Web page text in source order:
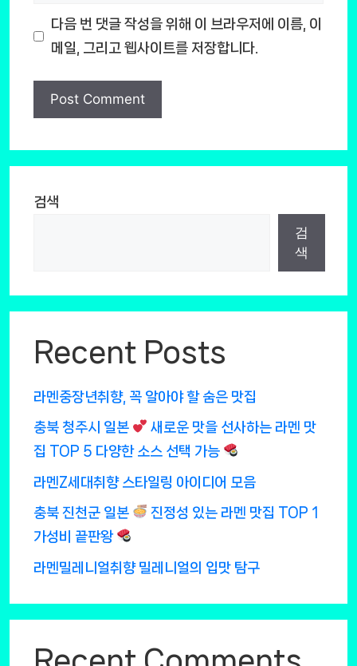
다음 번 댓글 작성을 위해 이 브라우저에 이름, 이
메일, 그리고 웹사이트를 저장합니다.
검색
검
색
Recent Posts
라멘중장년취향, 꼭 알아야 할 숨은 맛집
충북 청주시 일본
새로운 맛을 선사하는 라멘 맛
집 TOP 5 다양한 소스 선택 가능
라멘Z세대취향 스타일링 아이디어 모음
충북 진천군 일본
진정성 있는 라멘 맛집 TOP 1
가성비 끝판왕
라멘밀레니얼취향 밀레니얼의 입맛 탐구
Recent Comments